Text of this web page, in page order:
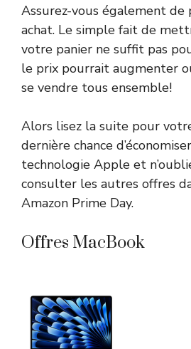
Assurez-vous également
achat. Le simple fait de
votre panier ne suffit pas
le prix pourrait augmenter
se vendre tous ensemble!
Alors lisez la suite pour
dernière chance
technologie Apple et
consulter les autres offres
Amazon Prime Day.
Offres MacBook